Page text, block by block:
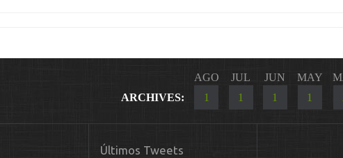
ARCHIVES:
AGO
1
JUL
1
JUN
1
MAY
1
Últimos Tweets